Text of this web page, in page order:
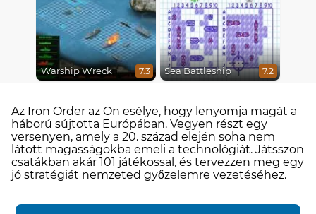
Warship Wreck 7.3 Sea Battleship 7.2
Az Iron Order az Ön esélye, hogy lenyomja magát a
háború sújtotta Európában. Vegyen részt egy
versenyen, amely a 20. század elején soha nem
látott magasságokba emeli a technológiát. Játsszon
csatákban akár 101 játékossal, és tervezzen meg egy
jó stratégiát nemzeted győzelemre vezetéséhez.